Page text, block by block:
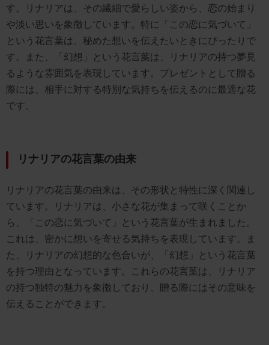
す。リナリアは、その繊細で愛らしい姿から、恋の始まり
や淡い思いを象徴しています。特に「この恋に気づいて」
という花言葉は、秘めた想いを伝えたいときにぴったりで
す。また、「幻想」という花言葉は、リナリアの持つ夢見
るような雰囲気を表現しています。プレゼントとして贈る
際には、相手に対する特別な気持ちを伝えるのに最適な花
です。
リナリアの花言葉の由来
リナリアの花言葉の由来は、その形状と特性に深く関連し
ています。リナリアは、小さな花が集まって咲くことか
ら、「この恋に気づいて」という花言葉が生まれました。
これは、密かに想いを寄せる気持ちを表現しています。ま
た、リナリアの幻想的な色合いが、「幻想」という花言葉
を持つ理由となっています。これらの花言葉は、リナリア
の持つ独特の魅力を象徴しており、贈る際にはその意味を
伝えることができます。